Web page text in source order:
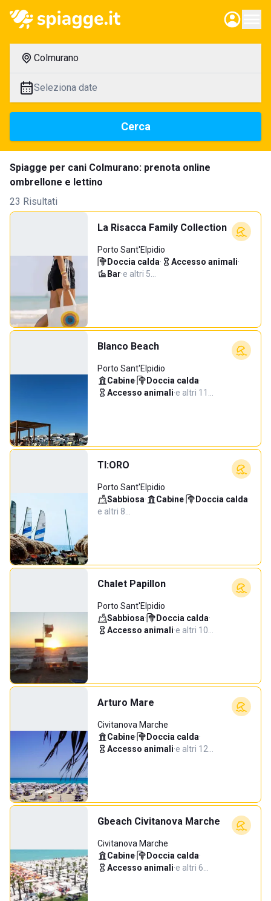
Colmurano
Seleziona date
Cerca
Spiagge per cani Colmurano: prenota online
ombrellone e lettino
23 Risultati
La Risacca Family Collection
Porto Sant'Elpidio
Doccia calda· Accesso animali·
Bar·e altri 5…
Blanco Beach
Porto Sant'Elpidio
Cabine· Doccia calda·
Accesso animali·e altri 11…
TI:ORO
Porto Sant'Elpidio
Sabbiosa· Cabine· Doccia calda·
e altri 8…
Chalet Papillon
Porto Sant'Elpidio
Sabbiosa· Doccia calda·
Accesso animali·e altri 10…
Arturo Mare
Civitanova Marche
Cabine· Doccia calda·
Accesso animali·e altri 12…
Gbeach Civitanova Marche
Civitanova Marche
Cabine· Doccia calda·
Accesso animali·e altri 6…